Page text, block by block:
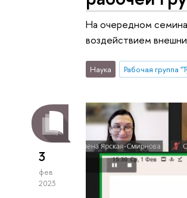
На очередном
воздействием
Наука
3
фев
2023